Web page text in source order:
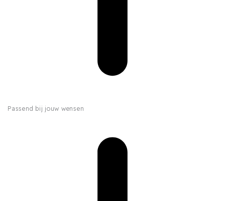
Passend bij jouw wensen